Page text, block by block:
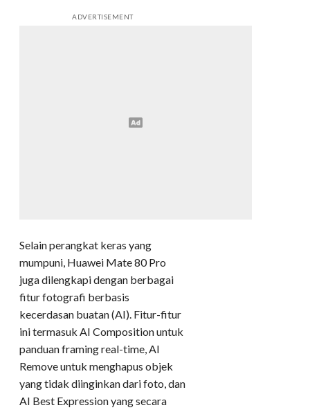
ADVERTISEMENT
Selain perangkat keras yang
mumpuni, Huawei Mate 80 Pro
juga dilengkapi dengan berbagai
fitur fotografi berbasis
kecerdasan buatan (AI). Fitur-fitur
ini termasuk AI Composition untuk
panduan framing real-time, AI
Remove untuk menghapus objek
yang tidak diinginkan dari foto, dan
AI Best Expression yang secara